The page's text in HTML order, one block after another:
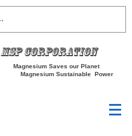
MSP Corporation
Magnesium Saves our Planet
Magnesium Sustainable Power